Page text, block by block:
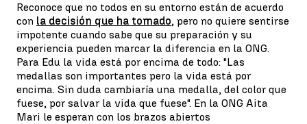
Reconoce que no todos en su entorno están de acuerdo
con la decisión que ha tomado, pero no quiere sentirse
impotente cuando sabe que su preparación y su
experiencia pueden marcar la diferencia en la ONG.
Para Edu la vida está por encima de todo: "Las
medallas son importantes pero la vida está por
encima. Sin duda cambiaría una medalla, del color que
fuese, por salvar la vida que fuese". En la ONG Aita
Mari le esperan con los brazos abiertos